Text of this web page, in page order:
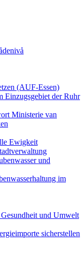
(AUF-Essen)
Einzugsgebiet der Ruhr
Ministerie van
Ewigkeit
und
im
und Umwelt
sicherstellen